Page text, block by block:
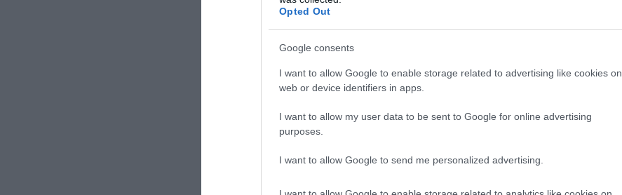
Opted Out
Google consents
I want to allow Google to enable storage related to advertising like cookies on
web or device identifiers in apps.
I want to allow my user data to be sent to Google for online advertising
purposes.
I want to allow Google to send me personalized advertising.